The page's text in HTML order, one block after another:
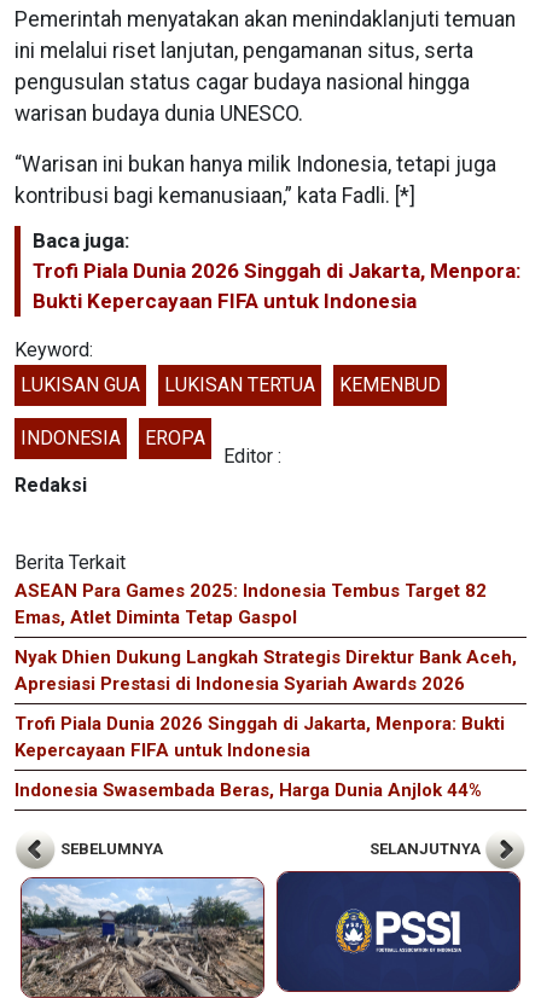
Pemerintah menyatakan akan menindaklanjuti temuan
ini melalui riset lanjutan, pengamanan situs, serta
pengusulan status cagar budaya nasional hingga
warisan budaya dunia UNESCO.
“Warisan ini bukan hanya milik Indonesia, tetapi juga
kontribusi bagi kemanusiaan,” kata Fadli. [*]
Baca juga:
Trofi Piala Dunia 2026 Singgah di Jakarta, Menpora:
Bukti Kepercayaan FIFA untuk Indonesia
Keyword:
LUKISAN GUA
LUKISAN TERTUA KEMENBUD
INDONESIA EROPA
Editor :
Redaksi
Berita Terkait
ASEAN Para Games 2025: Indonesia Tembus Target 82
Emas, Atlet Diminta Tetap Gaspol
Nyak Dhien Dukung Langkah Strategis Direktur Bank Aceh,
Apresiasi Prestasi di Indonesia Syariah Awards 2026
Trofi Piala Dunia 2026 Singgah di Jakarta, Menpora: Bukti
Kepercayaan FIFA untuk Indonesia
Indonesia Swasembada Beras, Harga Dunia Anjlok 44%
SEBELUMNYA SELANJUTNYA